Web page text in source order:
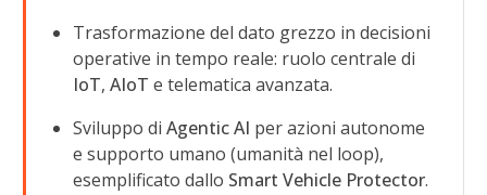
Trasformazione del dato grezzo in decisioni
operative in tempo reale: ruolo centrale di
IoT,AIoT e telematica avanzata.
Sviluppo diAgentic AI per azioni autonome
e supporto umano (umanità nel loop),
esemplificato dallo Smart Vehicle Protector.